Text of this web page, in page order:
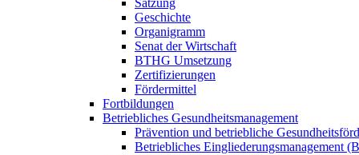
Satzung
Geschichte
Organigramm
Senat der Wirtschaft
BTHG Umsetzung
Zertifizierungen
Fördermittel
Fortbildungen
Betriebliches Gesundheitsmanagement
Prävention und betriebliche
Betriebliches Eingliederungsmanagement